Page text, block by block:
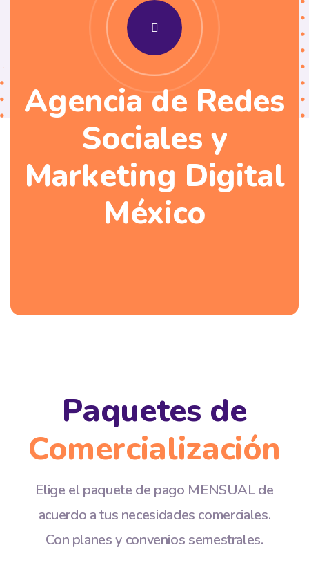
Agencia de Redes
Sociales y
Marketing Digital
México
Paquetes de
Comercialización
Elige el paquete de pago MENSUAL de
acuerdo a tus necesidades comerciales.
Con planes y convenios semestrales.